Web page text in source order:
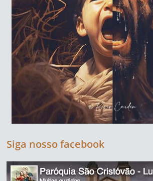
Siga nosso facebook